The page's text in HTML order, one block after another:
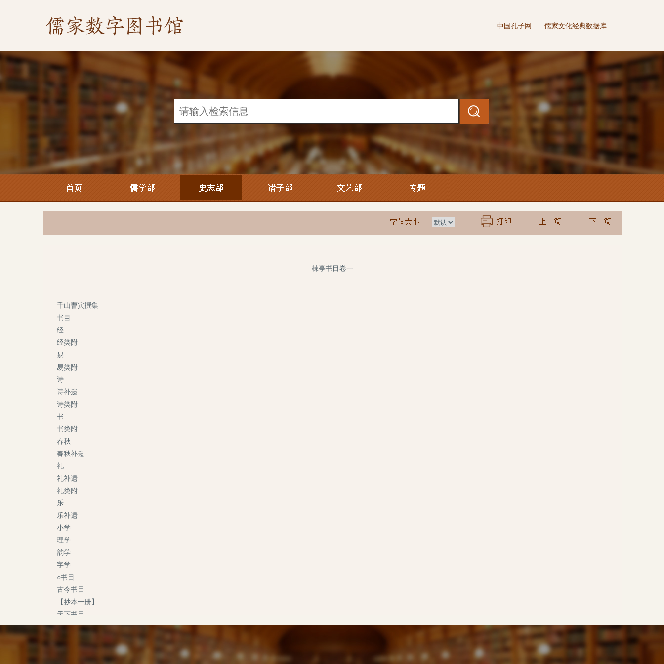
中国孔子网 儒家文化经典数据库